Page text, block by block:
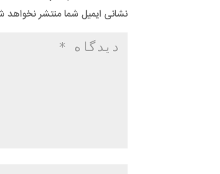
نشانی ایمیل شما منتشر نخواهد